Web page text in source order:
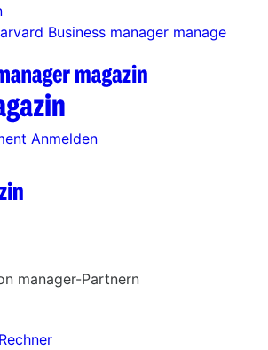
Business manager manage
Anmelden
manager-Partnern